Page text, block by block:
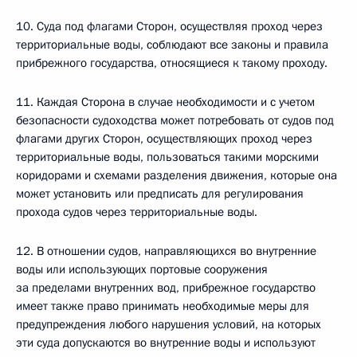
10. Суда под флагами Сторон, осуществляя проход через
территориальные воды, соблюдают все законы и правила
прибрежного государства, относящиеся к такому проходу.
11. Каждая Сторона в случае необходимости и с учетом
безопасности судоходства может потребовать от судов под
флагами других Сторон, осуществляющих проход через
территориальные воды, пользоваться такими морскими
коридорами и схемами разделения движения, которые она
может установить или предписать для регулирования
прохода судов через территориальные воды.
12. В отношении судов, направляющихся во внутренние
воды или использующих портовые сооружения
за пределами внутренних вод, прибрежное государство
имеет также право принимать необходимые меры для
предупреждения любого нарушения условий, на которых
эти суда допускаются во внутренние воды и используют